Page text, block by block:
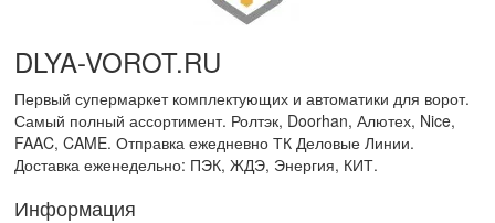
DLYA-VOROT.RU
Первый супермаркет комплектующих и автоматики для ворот.
Самый полный ассортимент. Ролтэк, Doorhan, Алютех, Nice,
FAAC, CAME. Отправка ежедневно ТК Деловые Линии.
Доставка еженедельно: ПЭК, ЖДЭ, Энергия, КИТ.
Информация